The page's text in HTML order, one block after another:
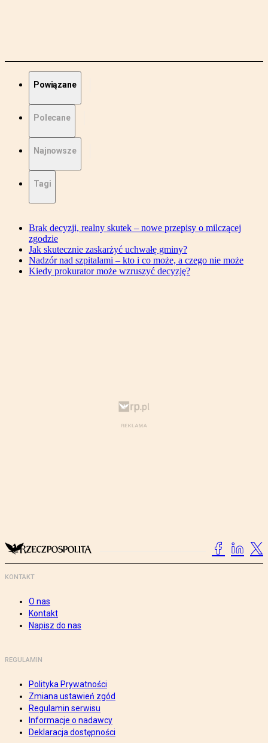
Powiązane
Polecane
Najnowsze
Tagi
Brak decyzji, realny skutek – nowe przepisy o milczącej
zgodzie
Jak skutecznie zaskarżyć uchwałę gminy?
Nadzór nad szpitalami – kto i co może, a czego nie może
Kiedy prokurator może wzruszyć decyzję?
KONTAKT
O nas
Kontakt
Napisz do nas
REGULAMIN
Polityka Prywatności
Zmiana ustawień zgód
Regulamin serwisu
Informacje o nadawcy
Deklaracja dostępności